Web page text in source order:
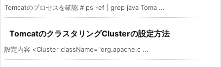
Tomcatのプロセスを確認 # ps -ef | grep java Toma ...
TomcatのクラスタリングClusterの設定方法
設定内容 <Cluster className="org.apache.c ...